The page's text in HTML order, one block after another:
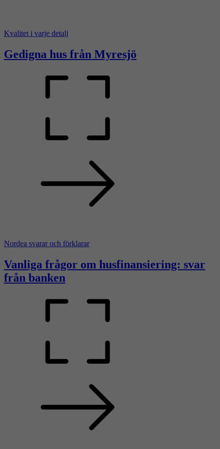
Kvalitet i varje detalj
Gedigna hus från Myresjö
Nordea svarar och förklarar
Vanliga frågor om husfinansiering: svar
från banken